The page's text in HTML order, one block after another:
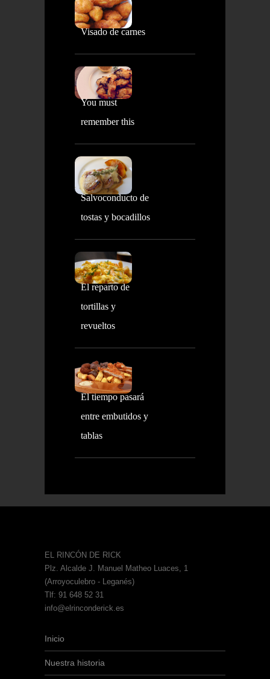
Visado de carnes
You must
remember this
Salvoconducto de
tostas y bocadillos
El reparto de
tortillas y
revueltos
El tiempo pasará
entre embutidos y
tablas
EL RINCÓN DE RICK
Plz. Alcalde J. Manuel Matheo Luaces, 1
(Arroyoculebro - Leganés)
Tlf: 91 648 52 31
info@elrinconderick.es
Inicio
Nuestra historia